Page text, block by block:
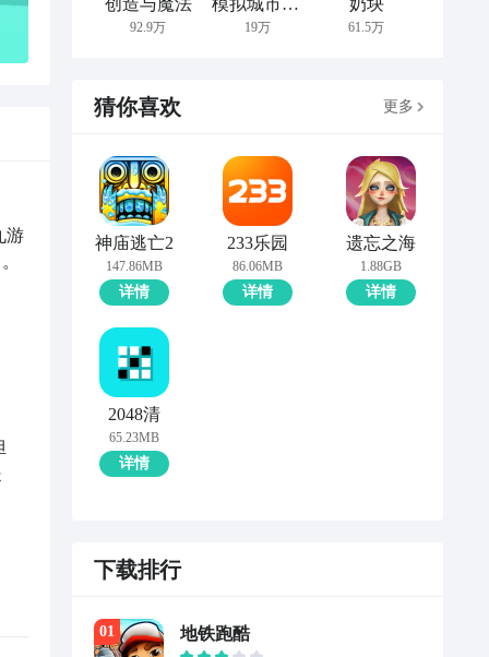
游
创造与魔法
92.9万
模拟城市：我是市长
19万
奶块
61.5万
猜你喜欢 更多
神庙逃亡2
147.86MB
详情
233乐园
86.06MB
详情
遗忘之海
1.88GB
详情
2048清
65.23MB
详情
下载排行
01 地铁跑酷